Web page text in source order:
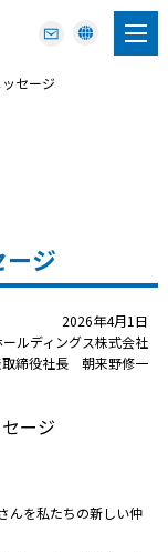
セージ
ジ
2026年4月1日
ルディングス株式会社
取締役社長 朝来野修一
ージ
んを私たちの新しい仲